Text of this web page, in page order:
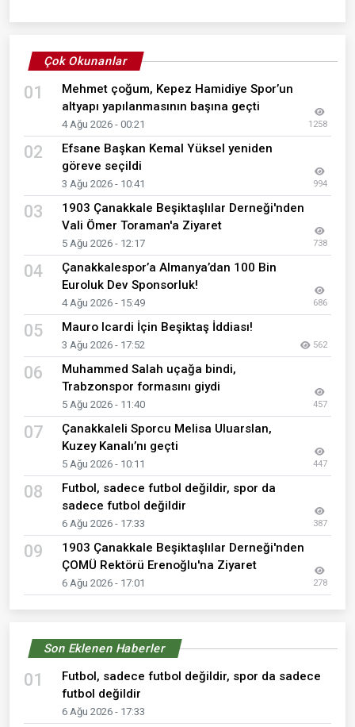
Çok Okunanlar
01
Mehmet çoğum, Kepez Hamidiye Spor’un
altyapı yapılanmasının başına geçti
4 Ağu 2026 - 00:21 1258
02
Efsane Başkan Kemal Yüksel yeniden
göreve seçildi
3 Ağu 2026 - 10:41 994
03
1903 Çanakkale Beşiktaşlılar Derneği'nden
Vali Ömer Toraman'a Ziyaret
5 Ağu 2026 - 12:17 738
04
Çanakkalespor’a Almanya’dan 100 Bin
Euroluk Dev Sponsorluk!
4 Ağu 2026 - 15:49 686
05 Mauro Icardi İçin Beşiktaş İddiası!
3 Ağu 2026 - 17:52 562
06
Muhammed Salah uçağa bindi,
Trabzonspor formasını giydi
5 Ağu 2026 - 11:40 457
07
Çanakkaleli Sporcu Melisa Uluarslan,
Kuzey Kanalı’nı geçti
5 Ağu 2026 - 10:11 447
08
Futbol, sadece futbol değildir, spor da
sadece futbol değildir
6 Ağu 2026 - 17:33 387
09
1903 Çanakkale Beşiktaşlılar Derneği'nden
ÇOMÜ Rektörü Erenoğlu'na Ziyaret
6 Ağu 2026 - 17:01 278
Son Eklenen Haberler
01
Futbol, sadece futbol değildir, spor da sadece
futbol değildir
6 Ağu 2026 - 17:33